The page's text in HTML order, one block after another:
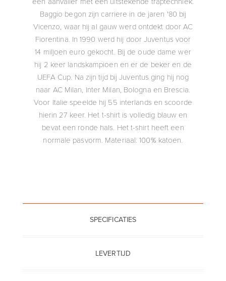
Baggio begon zijn carriere in de jaren '80 bij
Vicenzo, waar hij al gauw werd ontdekt door AC
Fiorentina. In 1990 werd hij door Juventus voor
14 miljoen euro gekocht. Bij de oude dame wer
hij 2 keer landskampioen en er de beker en de
UEFA Cup. Na zijn tijd bij Juventus ging hij nog
naar AC Milan, Inter Milan, Bologna en Brescia.
Voor Italie speelde hij 55 interlands en scoorde
hierin 27 keer. Het t-shirt is volledig blauw en
bevat een ronde hals. Het t-shirt heeft een
normale pasvorm. Materiaal: 100% katoen.
SPECIFICATIES
LEVERTIJD